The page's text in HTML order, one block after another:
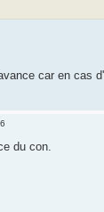
car en cas
du con.